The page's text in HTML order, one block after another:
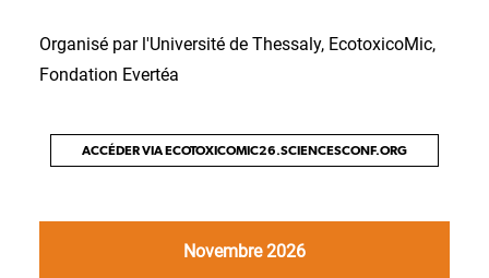
Organisé par l'Université de Thessaly, EcotoxicoMic,
Fondation Evertéa
ACCÉDER VIA ECOTOXICOMIC26.SCIENCESCONF.ORG
Novembre 2026